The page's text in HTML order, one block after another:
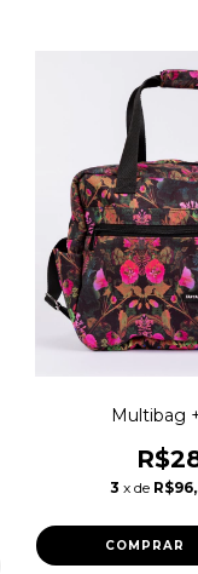
Multibag
3 x de
COMPRAR